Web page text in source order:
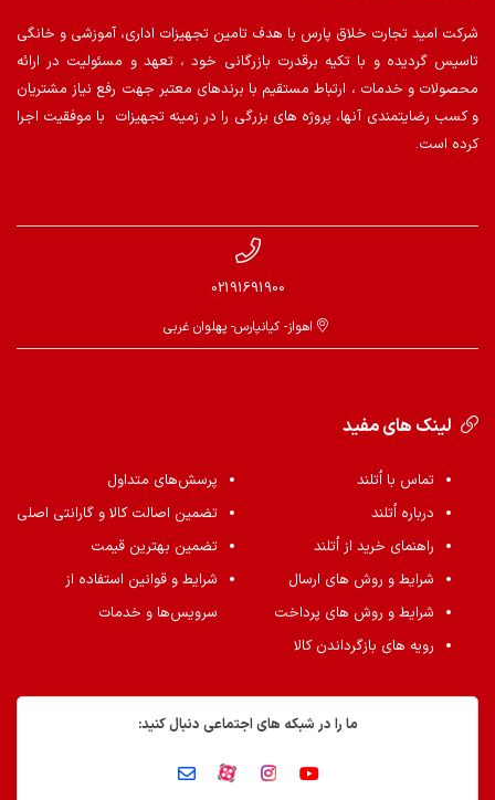
شرکت امید تجارت خلاق پارس با هدف تامین تجهیزات اداری، آموزشی و خانگی
تاسیس گردیده و با تکیه برقدرت بازرگانی خود ، تعهد و مسئولیت در ارائه
محصولات و خدمات ، ارتباط مستقیم با برندهای معتبر جهت رفع نیاز مشتریان
و کسب رضایتمندی آنها، پروژه های بزرگی را در زمینه تجهیزات با موفقیت اجرا
کرده است.
02191691900
اهواز- کیانپارس- پهلوان غربی
لینک های مفید
تماس با اُتلند
درباره اُتلند
راهنمای خرید از اُتلند
شرایط و روش های ارسال
شرایط و روش های پرداخت
رویه های بازگرداندن کالا
پرسش‌های متداول
تضمین اصالت کالا و گارانتی اصلی
تضمین بهترین قیمت
شرایط و قوانین استفاده از
سرویس‌ها و خدمات
ما را در شبکه های اجتماعی دنبال کنید: